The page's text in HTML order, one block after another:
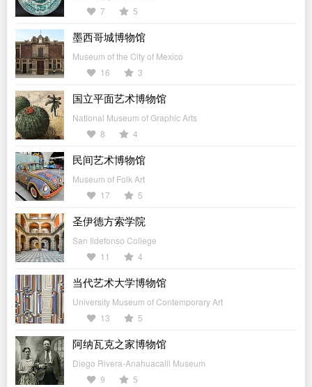
7
5
墨西哥城博物馆
Museum of the City of Mexico
16
3
国立平面艺术博物馆
National Museum of Graphic Arts
8
4
民间艺术博物馆
Museum of Folk Art
17
5
圣伊德方索学院
San Ildefonso College
11
4
当代艺术大学博物馆
University Museum of Contemporary Art
13
5
阿纳瓦克之家博物馆
Diego Rivera-Anahuacalli Museum
9
5